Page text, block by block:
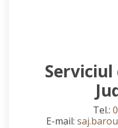
Tel.:
E-mail: